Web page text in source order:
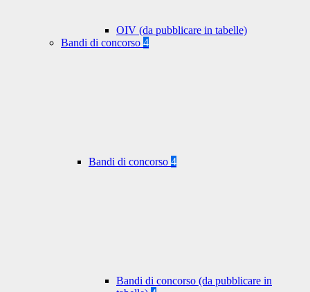
OIV (da pubblicare in tabelle)
Bandi di concorso 4
Bandi di concorso 4
Bandi di concorso (da pubblicare in